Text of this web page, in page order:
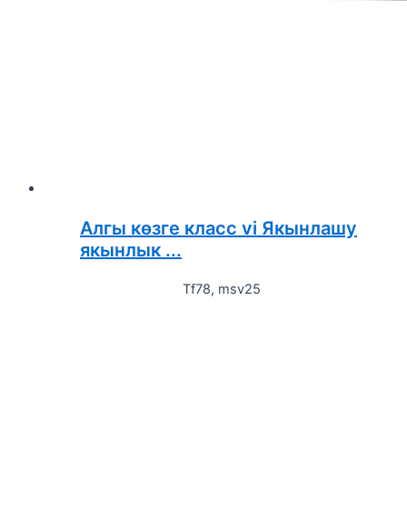
Алгы көзге класс vi Якынлашу
якынлык ...
Tf78, msv25